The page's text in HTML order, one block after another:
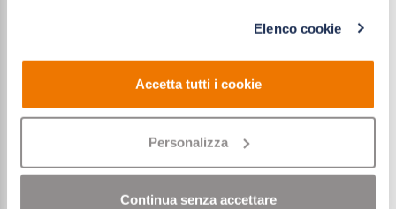
acconsenti all'uso dei soli cookie tecnici.
Elenco cookie
Accetta tutti i cookie
Personalizza
Continua senza accettare
FAQ – Domande frequenti su CAM,
EQF e posa certificata
I CAM SI APPLICANO ANCHE AI PRIVATI?